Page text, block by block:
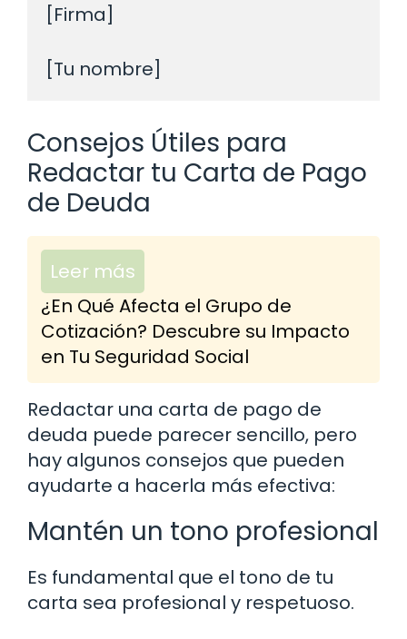
[Firma]
Consejos Útiles para
Redactar tu Carta de Pago
de Deuda
Leer más
¿En Qué Afecta el Grupo de
Cotización? Descubre su Impacto
en Tu Seguridad Social
Redactar una carta de pago de
deuda puede parecer sencillo, pero
hay algunos consejos que pueden
ayudarte a hacerla más efectiva:
Mantén un tono profesional
Es fundamental que el tono de tu
carta sea profesional y respetuoso.